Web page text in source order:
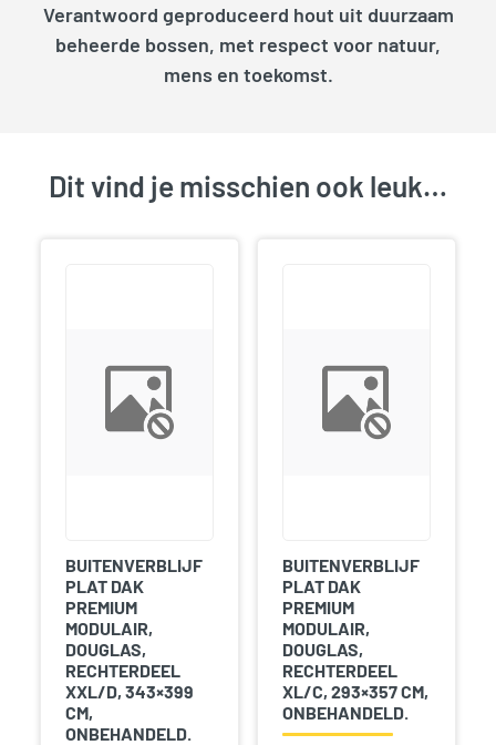
Verantwoord geproduceerd hout uit duurzaam
beheerde bossen, met respect voor natuur,
mens en toekomst.
Dit vind je misschien ook leuk…
BUITENVERBLIJF
PLAT DAK
PREMIUM
MODULAIR,
DOUGLAS,
RECHTERDEEL
XXL/D, 343×399
CM,
ONBEHANDELD.
BUITENVERBLIJF
PLAT DAK
PREMIUM
MODULAIR,
DOUGLAS,
RECHTERDEEL
XL/C, 293×357 CM,
ONBEHANDELD.